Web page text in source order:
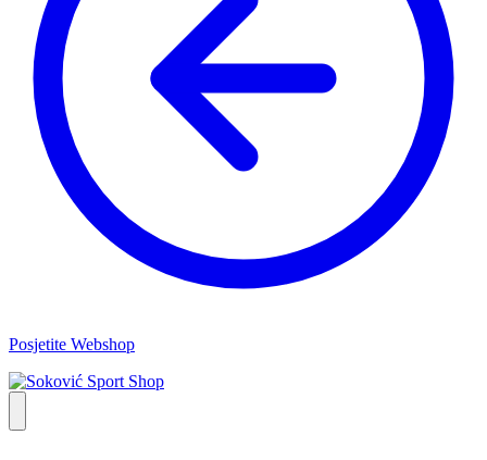
Posjetite Webshop